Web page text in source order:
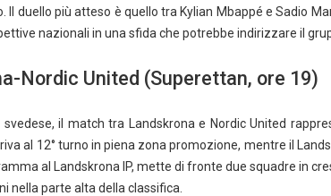
Il duello più atteso è quello tra Kylian Mbappé e Sadio
nazionali in una sfida che potrebbe indirizzare il
Nordic United (Superettan, ore 19)
svedese, il match tra Landskrona e Nordic United
al 12° turno in piena zona promozione, mentre il
al Landskrona IP, mette di fronte due squadre in
nella parte alta della classifica.